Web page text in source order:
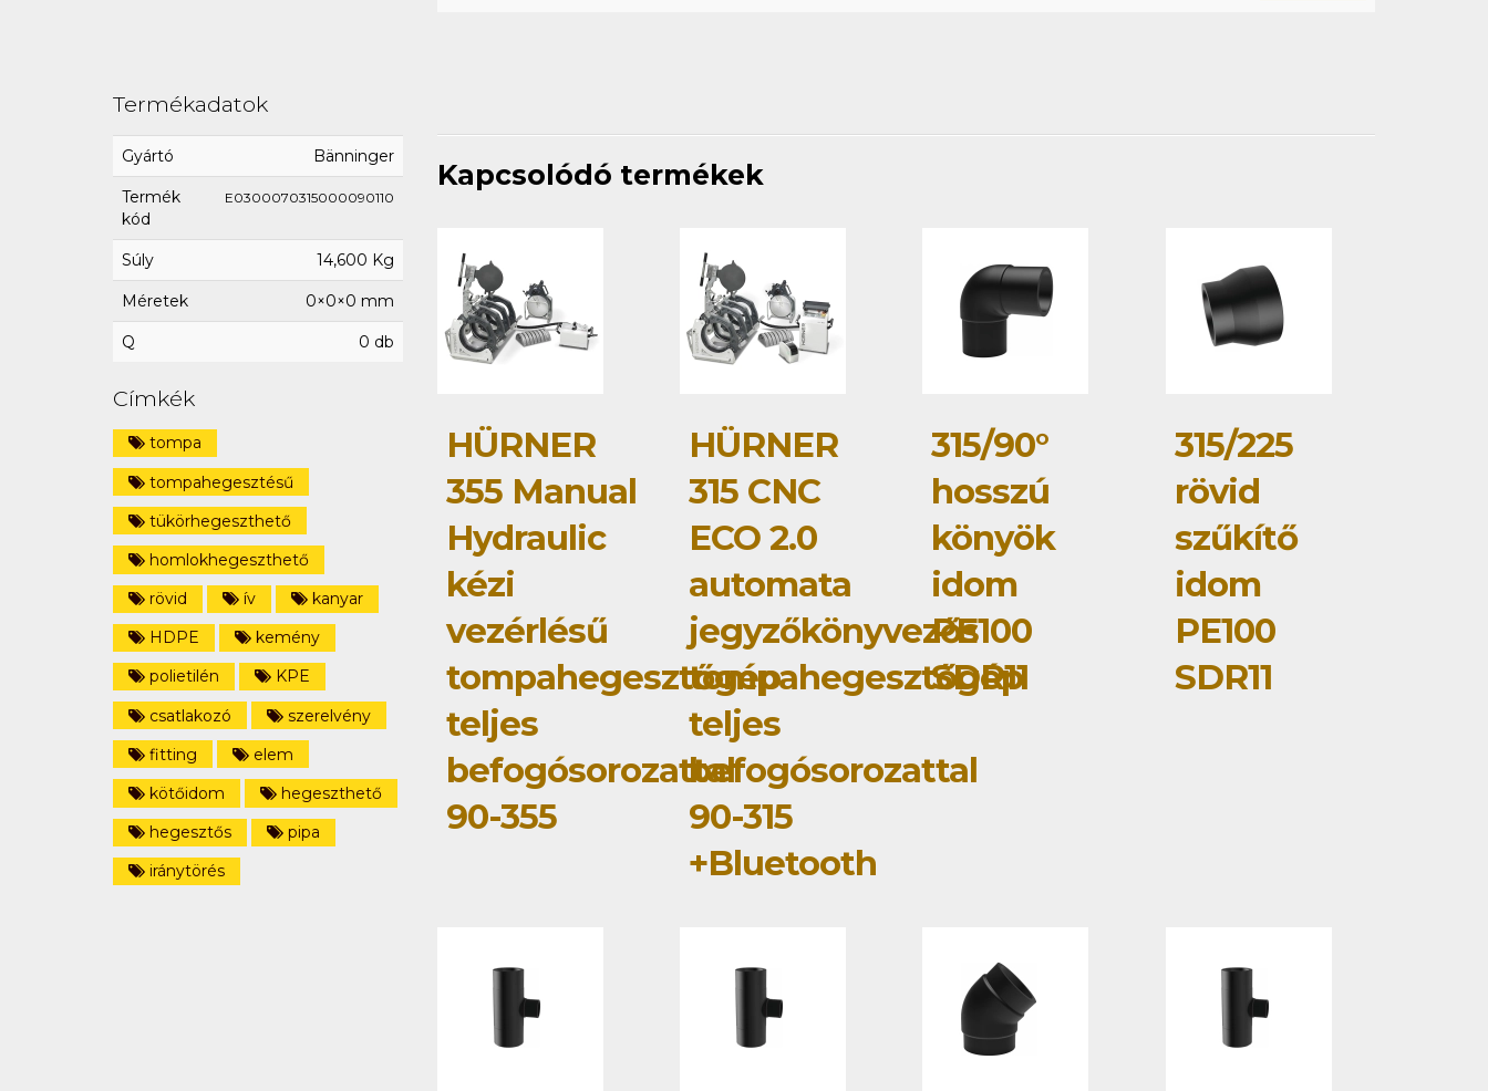
Termékadatok
Gyártó Bänninger
Termék
kód
E0300070315000090110
Súly 14,600 Kg
Méretek 0×0×0 mm
Q 0 db
Címkék
tompa
tompahegesztésű
tükörhegeszthető
homlokhegeszthető
rövid
ív
kanyar
HDPE
kemény
polietilén
KPE
csatlakozó
szerelvény
fitting
elem
kötőidom
hegeszthető
hegesztős
pipa
iránytörés
Kapcsolódó termékek
HÜRNER
355 Manual
Hydraulic
kézi
vezérlésű
tompahegesztőgép
teljes
befogósorozattal
90-355
HÜRNER
315 CNC
ECO 2.0
automata
jegyzőkönyvezős
tompahegesztőgép
teljes
befogósorozattal
90-315
+Bluetooth
315/90°
hosszú
könyök
idom
PE100
SDR11
315/225
rövid
szűkítő
idom
PE100
SDR11